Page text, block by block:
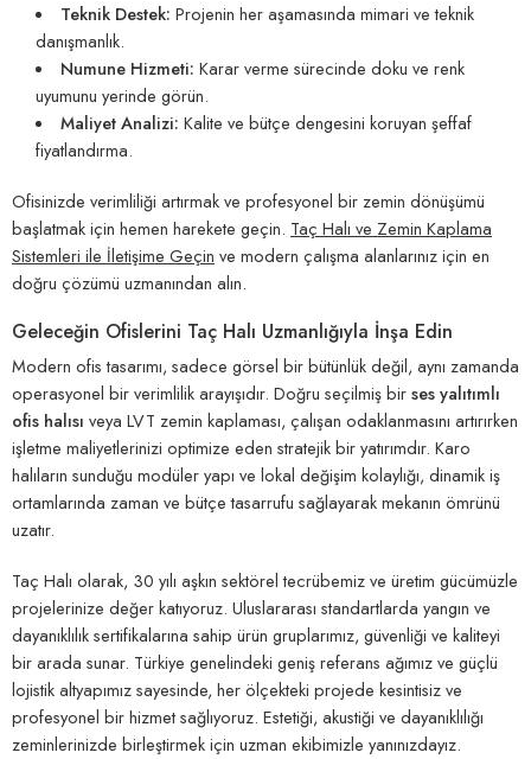
Teknik Destek: Projenin her aşamasında mimari ve teknik
danışmanlık.
Numune Hizmeti: Karar verme sürecinde doku ve renk
uyumunu yerinde görün.
Maliyet Analizi: Kalite ve bütçe dengesini koruyan şeffaf
fiyatlandırma.
Ofisinizde verimliliği artırmak ve profesyonel bir zemin dönüşümü
başlatmak için hemen harekete geçin. Taç Halı ve Zemin Kaplama
Sistemleri ile İletişime Geçin ve modern çalışma alanlarınız için en
doğru çözümü uzmanından alın.
Geleceğin Ofislerini Taç Halı Uzmanlığıyla İnşa Edin
Modern ofis tasarımı, sadece görsel bir bütünlük değil, aynı zamanda
operasyonel bir verimlilik arayışıdır. Doğru seçilmiş birses yalıtımlı
ofis halısı veya LVT zemin kaplaması, çalışan odaklanmasını artırırken
işletme maliyetlerinizi optimize eden stratejik bir yatırımdır. Karo
halıların sunduğu modüler yapı ve lokal değişim kolaylığı, dinamik iş
ortamlarında zaman ve bütçe tasarrufu sağlayarak mekanın ömrünü
uzatır.
Taç Halı olarak, 30 yılı aşkın sektörel tecrübemiz ve üretim gücümüzle
projelerinize değer katıyoruz. Uluslararası standartlarda yangın ve
dayanıklılık sertifikalarına sahip ürün gruplarımız, güvenliği ve kaliteyi
bir arada sunar. Türkiye genelindeki geniş referans ağımız ve güçlü
lojistik altyapımız sayesinde, her ölçekteki projede kesintisiz ve
profesyonel bir hizmet sağlıyoruz. Estetiği, akustiği ve dayanıklılığı
zeminlerinizde birleştirmek için uzman ekibimizle yanınızdayız.